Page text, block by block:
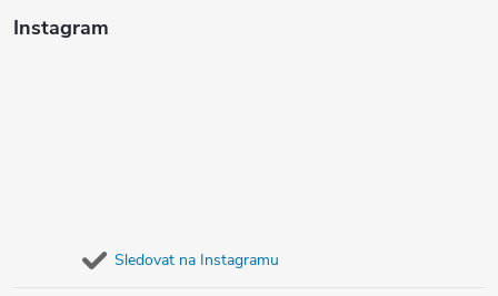
Instagram
Sledovat na Instagramu